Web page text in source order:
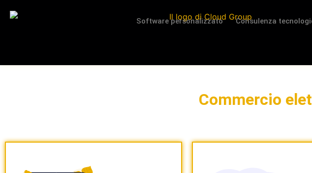
Software personalizzato Consulenza
Commercio